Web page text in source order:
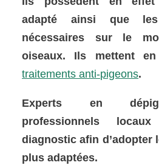
adapté ainsi que les
nécessaires sur le
oiseaux. Ils mettent
traitements anti-pigeons.
Experts en
professionnels
diagnostic afin d’adopter
plus adaptées.